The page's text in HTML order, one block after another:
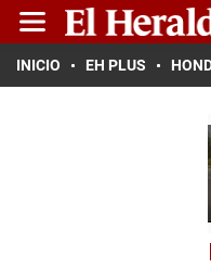
INICIO EH PLUS